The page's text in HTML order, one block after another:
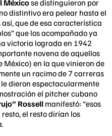
Méxicose distinguieron por
distintivo era pelear hasta el
que de esa característica
que los acompañado ya
victoria lograda en 1942
novena de aquellos
México) en la que vinieron de
un racimo de 7 carreras
dieron espectacularmente
el pitcher cubano
Rossell manifestó: “esos
resto, el resto dirían los